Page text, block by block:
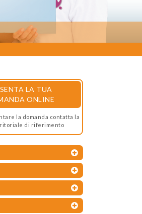
LA TUA
ONLINE
la domanda contatta la
di riferimento